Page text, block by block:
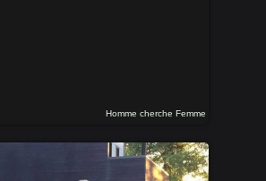
Homme cherche Femme